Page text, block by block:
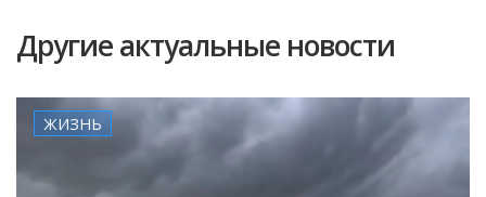
Другие актуальные новости
ЖИЗНЬ